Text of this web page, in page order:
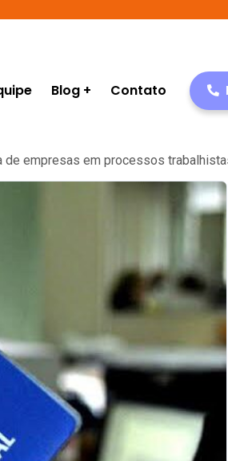
Blog Contato
de empresas em processos